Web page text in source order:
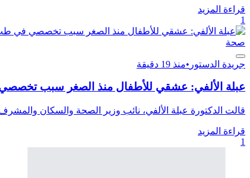
قراءة المزيد
1
صحة
جريدة الدستور •منذ 19 دقيقة
عبلة الألفي: عشقي للأطفال منذ الصغر سبب
قالت الدكتورة عبلة الألفي، نائب وزير الصحة والسكان
قراءة المزيد
1